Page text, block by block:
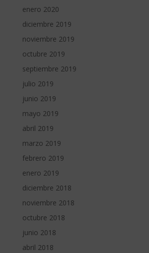
enero 2020
diciembre 2019
noviembre 2019
octubre 2019
septiembre 2019
julio 2019
junio 2019
mayo 2019
abril 2019
marzo 2019
febrero 2019
enero 2019
diciembre 2018
noviembre 2018
octubre 2018
junio 2018
abril 2018